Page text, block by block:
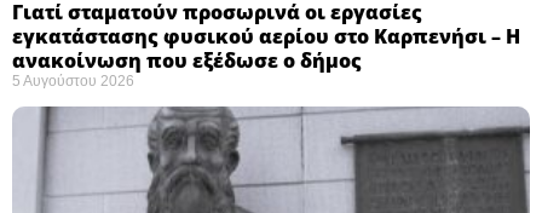
Γιατί σταματούν προσωρινά οι εργασίες
εγκατάστασης φυσικού αερίου στο Καρπενήσι – Η
ανακοίνωση που εξέδωσε ο δήμος
5 Αυγούστου 2026